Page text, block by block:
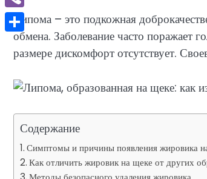
Липома – это подкожная
обмена. Заболевание часто
размере дискомфорт отсутствует.
Содержание
Симптомы и причины появления жировика
Как отличить жировик на щеке от других
Viber
Отправить